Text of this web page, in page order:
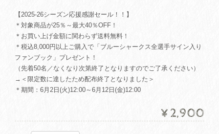
【2025-26シーズン応援感謝セール！！】
＊対象商品が25％～最大40％OFF！
＊お買い上げ金額に関わらず送料無料！
＊税込8,000円以上ご購入で「ブルーシャークス全選手サイン入り
ファンブック」プレゼント！
（先着50名／なくなり次第終了となりますのでご了承ください）
→＜限定数に達したため配布終了となりました＞
＊期間：6月2日(火)12:00～6月12日(金)12:00
¥2,900